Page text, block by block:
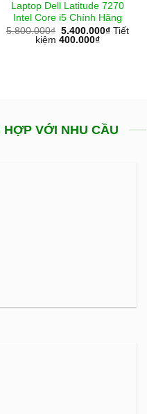
Laptop Dell Latitude 7270
Intel Core i5 Chính Hãng
5.800.000₫ 5.400.000₫ Tiết
kiệm 400.000₫
VỚI NHU CẦU